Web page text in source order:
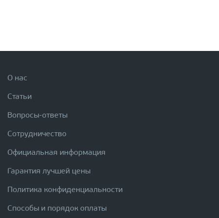
О нас
Статьи
Вопросы-ответы
Сотрудничество
Официальная информация
Гарантия лучшей цены
Политика конфиденциальности
Способы и порядок оплаты